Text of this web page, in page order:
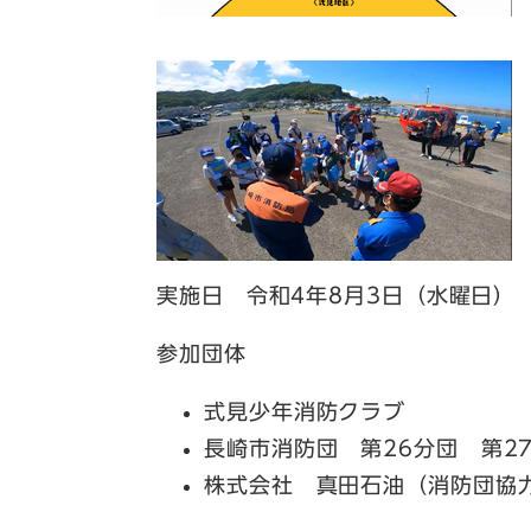
実施日 令和4年8月3日（水曜日）
参加団体
式見少年消防クラブ
長崎市消防団 第26分団 第27
株式会社 真田石油（消防団協